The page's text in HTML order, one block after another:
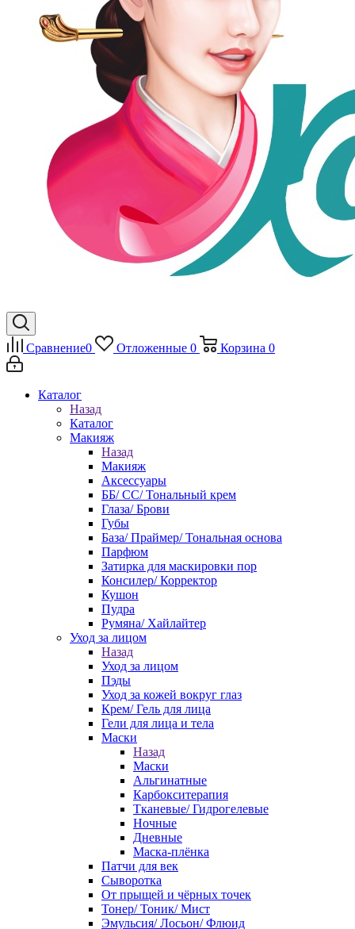
Сравнение0 Отложенные 0 Корзина 0
Каталог
Назад
Каталог
Макияж
Назад
Макияж
Аксессуары
ББ/ СС/ Тональный крем
Глаза/ Брови
Губы
База/ Праймер/ Тональная основа
Парфюм
Затирка для маскировки пор
Консилер/ Корректор
Кушон
Пудра
Румяна/ Хайлайтер
Уход за лицом
Назад
Уход за лицом
Пэды
Уход за кожей вокруг глаз
Крем/ Гель для лица
Гели для лица и тела
Маски
Назад
Маски
Альгинатные
Карбокситерапия
Тканевые/ Гидрогелевые
Ночные
Дневные
Маска-плёнка
Патчи для век
Сыворотка
От прыщей и чёрных точек
Тонер/ Тоник/ Мист
Эмульсия/ Лосьон/ Флюид